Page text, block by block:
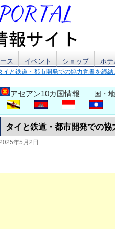
ス イベント ショップ ホ
イと鉄道・都市開発での協力覚書を締
アセアン10カ国情報 国・地
タイと鉄道・都市開発での
年5月2日